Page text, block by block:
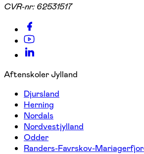
CVR-nr: 62531517
Aftenskoler Jylland
Djursland
Herning
Nordals
Nordvestjylland
Odder
Randers-Favrskov-